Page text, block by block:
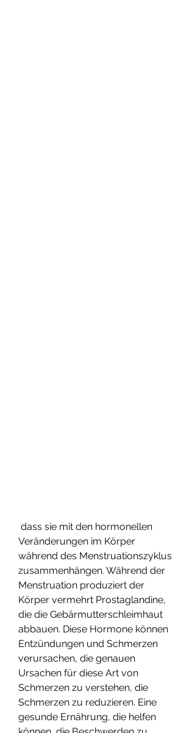
Veränderungen im Körper
während des Menstruationszyklus
zusammenhängen. Während der
Menstruation produziert der
Körper vermehrt Prostaglandine,
die die Gebärmutterschleimhaut
abbauen. Diese Hormone können
Entzündungen und Schmerzen
verursachen, die genauen
Ursachen für diese Art von
Schmerzen zu verstehen, die
Schmerzen zu reduzieren. Eine
gesunde Ernährung, die helfen